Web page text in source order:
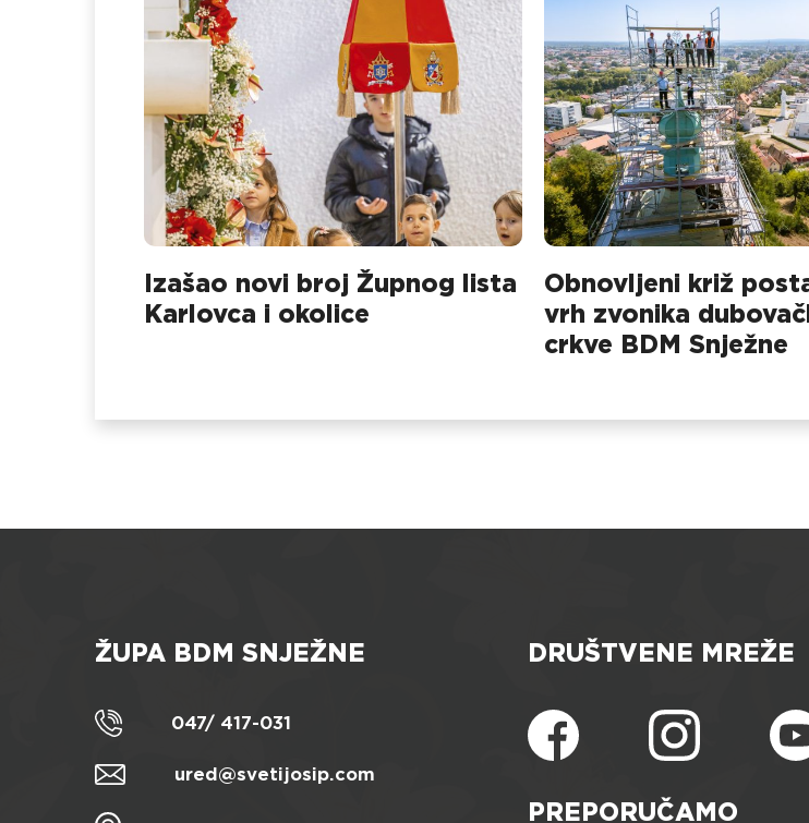
Izašao novi broj Župnog lista
Karlovca i okolice
Obnovljeni križ
vrh zvonika
crkve BDM Snježne
ŽUPA BDM SNJEŽNE
047/ 417-031
ured@svetijosip.com
DRUŠTVENE MREŽE
PREPORUČAMO